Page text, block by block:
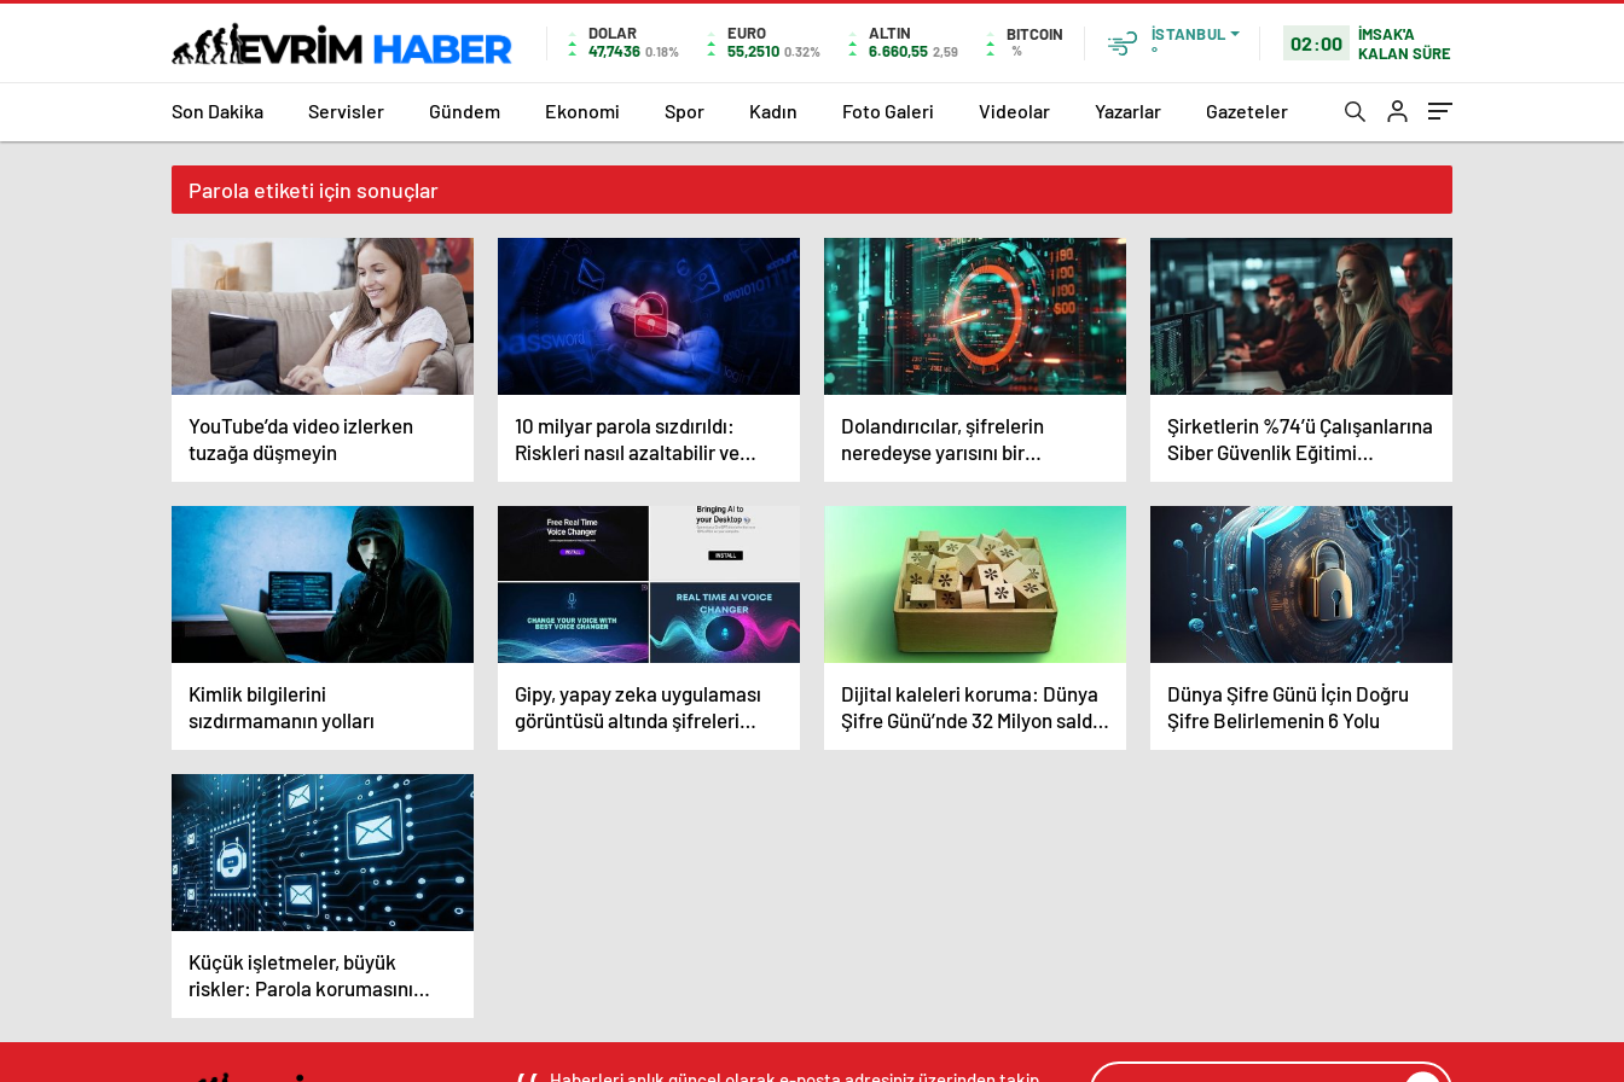
DOLAR
47,7436 0.18%
EURO
55,2510 0.32%
ALTIN
6.660,55 2,59
BITCOIN
%
İSTANBUL
°
02:00
İMSAK'A
KALAN SÜRE
Son Dakika Servisler Gündem Ekonomi Spor Kadın Foto Galeri Videolar Yazarlar Gazeteler
Parola etiketi için sonuçlar
YouTube’da video izlerken
tuzağa düşmeyin
10 milyar parola sızdırıldı:
Riskleri nasıl azaltabilir ve
kendinizi nasıl
koruyabilirsiniz?
Dolandırıcılar, şifrelerin
neredeyse yarısını bir
dakikadan kısa sürede
kırabiliyor
Şirketlerin %74’ü Çalışanlarına
Siber Güvenlik Eğitimi
Vermiyor
Kimlik bilgilerini
sızdırmamanın yolları
Gipy, yapay zeka uygulaması
görüntüsü altında şifreleri
çalıyor
Dijital kaleleri koruma: Dünya
Şifre Günü’nde 32 Milyon saldırı
engellendi
Dünya Şifre Günü İçin Doğru
Şifre Belirlemenin 6 Yolu
Küçük işletmeler, büyük
riskler: Parola korumasını
önceliklendirme